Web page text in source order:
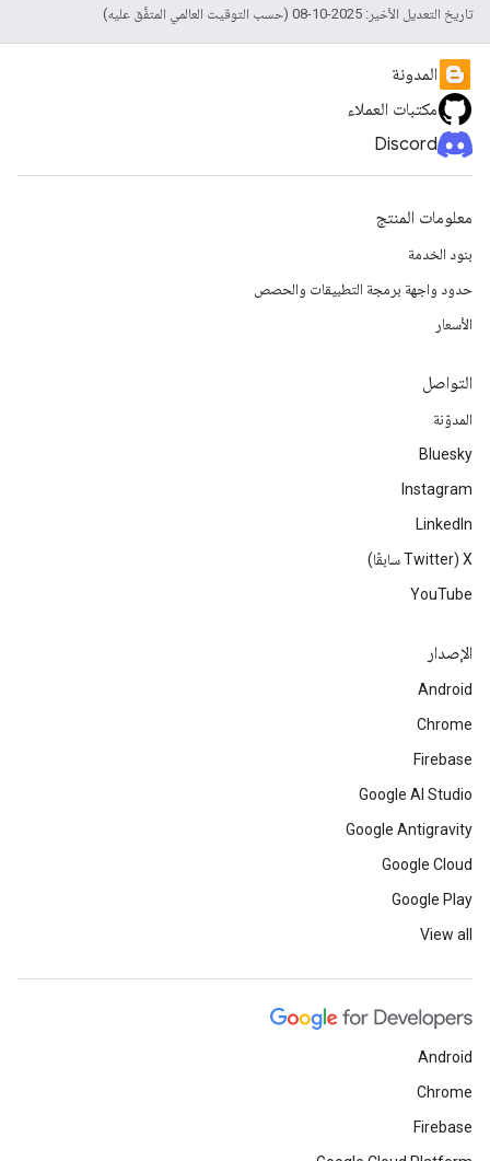
تاريخ التعديل الأخير: 2025-10-08 (حسب التوقيت العالمي المتفَّق عليه)
المدونة
مكتبات العملاء
Discord
معلومات المنتج
بنود الخدمة
حدود واجهة برمجة التطبيقات والحصص
الأسعار
التواصل
المدوّنة
Bluesky
Instagram
LinkedIn
‫X ‏(Twitter سابقًا)
YouTube
الإصدار
Android
Chrome
Firebase
Google AI Studio
Google Antigravity
Google Cloud
Google Play
View all
Android
Chrome
Firebase